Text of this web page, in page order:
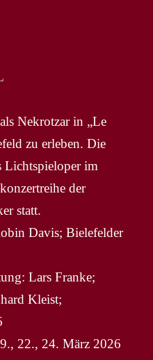
Nekrotzar in „Le
zu erleben. Die
Lichtspieloper im
der
statt.
Davis; Bielefelder
Lars Franke;
Kleist;
22., 24. März 2026